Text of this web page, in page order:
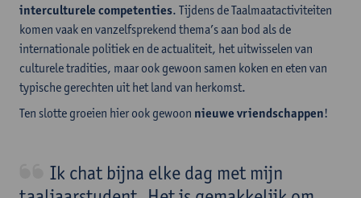
interculturele competenties. Tijdens de Taalmaatactiviteiten
komen vaak en vanzelfsprekend thema’s aan bod als de
internationale politiek en de actualiteit, het uitwisselen van
culturele tradities, maar ook gewoon samen koken en eten van
typische gerechten uit het land van herkomst.
Ten slotte groeien hier ook gewoon nieuwe vriendschappen!
Ik chat bijna elke dag met mijn